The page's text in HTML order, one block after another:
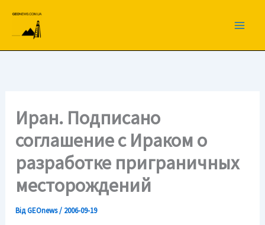
вмісту
Иран. Подписано
соглашение с Ираком о
разработке приграничных
месторождений
ВідGEOnews/ 2006-09-19